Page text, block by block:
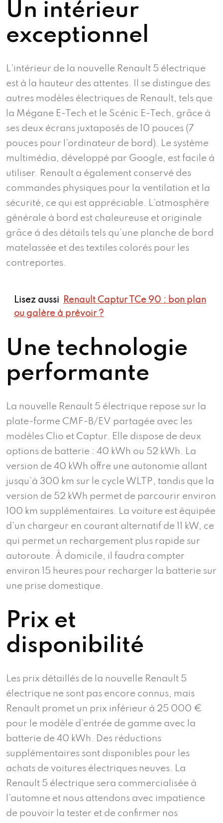
Un intérieur
exceptionnel
L’intérieur de la nouvelle Renault 5 électrique
est à la hauteur des attentes. Il se distingue des
autres modèles électriques de Renault, tels que
la Mégane E-Tech et le Scénic E-Tech, grâce à
ses deux écrans juxtaposés de 10 pouces (7
pouces pour l’ordinateur de bord). Le système
multimédia, développé par Google, est facile à
utiliser. Renault a également conservé des
commandes physiques pour la ventilation et la
sécurité, ce qui est appréciable. L’atmosphère
générale à bord est chaleureuse et originale
grâce à des détails tels qu’une planche de bord
matelassée et des textiles colorés pour les
contreportes.
Lisez aussi
Renault Captur TCe 90 : bon plan
ou galère à prévoir ?
Une technologie
performante
La nouvelle Renault 5 électrique repose sur la
plate-forme CMF-B/EV partagée avec les
modèles Clio et Captur. Elle dispose de deux
options de batterie : 40 kWh ou 52 kWh. La
version de 40 kWh offre une autonomie allant
jusqu’à 300 km sur le cycle WLTP, tandis que la
version de 52 kWh permet de parcourir environ
100 km supplémentaires. La voiture est équipée
d’un chargeur en courant alternatif de 11 kW, ce
qui permet un rechargement plus rapide sur
autoroute. À domicile, il faudra compter
environ 15 heures pour recharger la batterie sur
une prise domestique.
Prix et
disponibilité
Les prix détaillés de la nouvelle Renault 5
électrique ne sont pas encore connus, mais
Renault promet un prix inférieur à 25 000 €
pour le modèle d’entrée de gamme avec la
batterie de 40 kWh. Des réductions
supplémentaires sont disponibles pour les
achats de voitures électriques neuves. La
Renault 5 électrique sera commercialisée à
l’automne et nous attendons avec impatience
de pouvoir la tester et de confirmer nos